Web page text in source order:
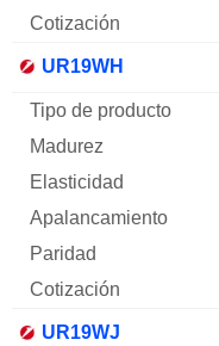
UR19WH
UR19WJ